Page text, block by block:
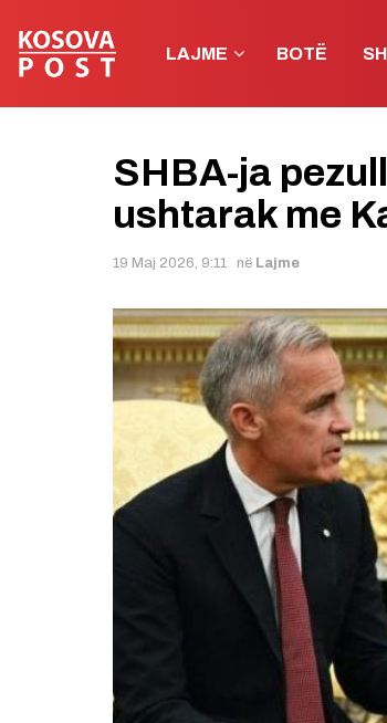
LAJME BOTË
SHBA-ja
ushtarak me
19 Maj 2026, 9:11 në Lajme